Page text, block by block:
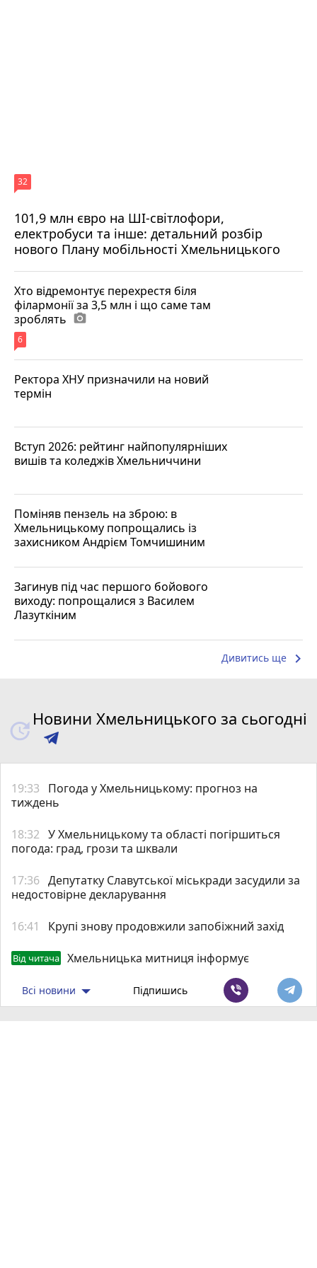
101,9 млн євро на ШІ-світлофори,
електробуси та інше: детальний розбір
нового Плану мобільності Хмельницького
32
Хто відремонтує перехрестя біля
філармонії за 3,5 млн і що саме там
зроблять photo_camera
6
Ректора ХНУ призначили на новий
термін
Вступ 2026: рейтинг найпопулярніших
вишів та коледжів Хмельниччини
Поміняв пензель на зброю: в
Хмельницькому попрощались із
захисником Андрієм Томчишиним
Загинув під час першого бойового
виходу: попрощалися з Василем
Лазуткіним
Дивитись ще keyboard_arrow_right
Новини Хмельницького за сьогодні
19:33
Погода у Хмельницькому: прогноз на
тиждень
18:32 У Хмельницькому та області погіршиться
погода: град, грози та шквали
17:36 Депутатку Славутської міськради засудили за
недостовірне декларування
16:41 Крупі знову продовжили запобіжний захід
Від читача Хмельницька митниця інформує
Всі новини Підпишись